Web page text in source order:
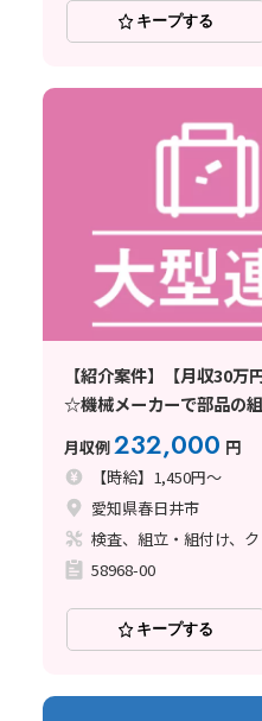
キープする
【紹介案件】【月収30
☆機械メーカーで部品の
月収例232,000 円
【時給】1,450円～
愛知県春日井市
検査、組立・組付け、
58968-00
キープする